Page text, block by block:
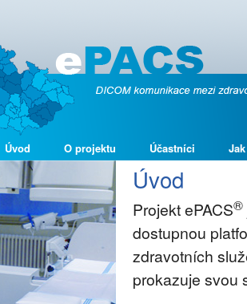
Úvod O projektu Účastníci
Úvod
Projekt ePACS®
dostupnou
zdravotních
prokazuje svou